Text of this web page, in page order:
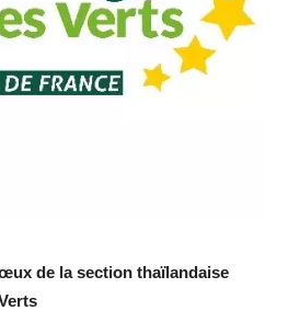
de la section thaïlandaise